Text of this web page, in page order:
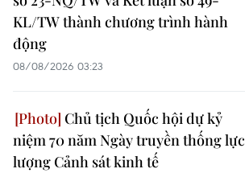
KL/TW thành chương trình hành
động
08/08/2026 03:23
Chủ tịch Quốc hội dự kỷ
niệm 70 năm Ngày truyền thống lực
lượng Cảnh sát kinh tế